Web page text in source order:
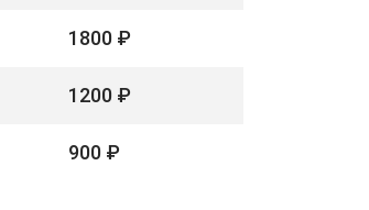
1800 ₽
1200 ₽
900 ₽